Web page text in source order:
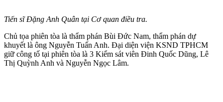
Tiến sĩ Đặng Anh Quân tại Cơ quan điều tra.
Chủ tọa phiên tòa là thẩm phán Bùi Đức Nam, thẩm phán dự
khuyết là ông Nguyễn Tuấn Anh. Đại diện viện KSND TPHCM
giữ công tố tại phiên tòa là 3 Kiểm sát viên Đinh Quốc Dũng, Lê
Thị Quỳnh Anh và Nguyễn Ngọc Lâm.